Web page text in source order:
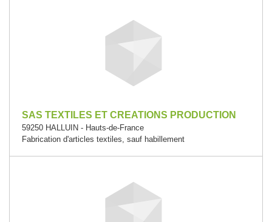
SAS TEXTILES ET CREATIONS PRODUCTION
59250 HALLUIN - Hauts-de-France
Fabrication d'articles textiles, sauf habillement